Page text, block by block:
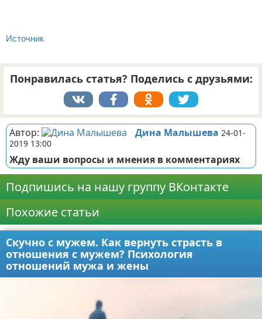
Источник
Понравилась статья? Поделись с друзьями:
Автор: Дина Малышева 24-01-
2019 13:00
Жду ваши вопросы и мнения в комментариях
Подпишись на нашу группу ВКонтакте
Похожие статьи
Скучно с мужем. Как вернуть страсть в
отношения с мужем? Психология
отношений мужа и жены